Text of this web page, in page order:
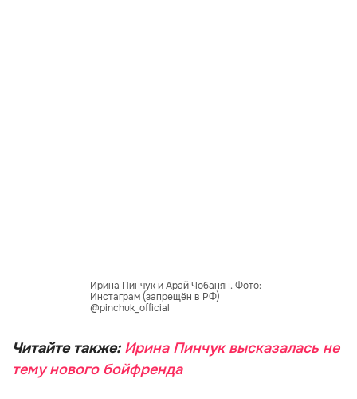
Ирина Пинчук и Арай Чобанян. Фото:
Инстаграм (запрещён в РФ)
@pinchuk_official
Читайте также: Ирина Пинчук высказалась не
тему нового бойфренда